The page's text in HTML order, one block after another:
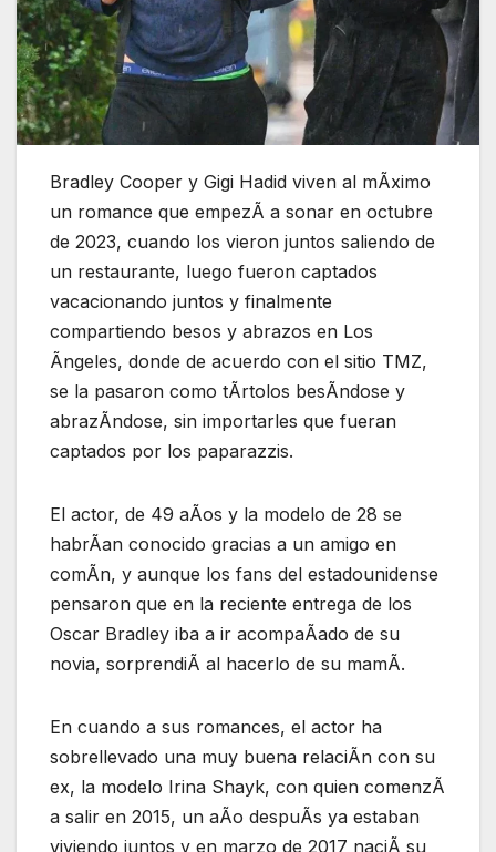
Bradley Cooper y Gigi Hadid viven al mÃximo
un romance que empezÃ a sonar en octubre
de 2023, cuando los vieron juntos saliendo de
un restaurante, luego fueron captados
vacacionando juntos y finalmente
compartiendo besos y abrazos en Los
Ãngeles, donde de acuerdo con el sitio TMZ,
se la pasaron como tÃrtolos besÃndose y
abrazÃndose, sin importarles que fueran
captados por los paparazzis.
El actor, de 49 aÃos y la modelo de 28 se
habrÃan conocido gracias a un amigo en
comÃn, y aunque los fans del estadounidense
pensaron que en la reciente entrega de los
Oscar Bradley iba a ir acompaÃado de su
novia, sorprendiÃ al hacerlo de su mamÃ.
En cuando a sus romances, el actor ha
sobrellevado una muy buena relaciÃn con su
ex, la modelo Irina Shayk, con quien comenzÃ
a salir en 2015, un aÃo despuÃs ya estaban
viviendo juntos y en marzo de 2017 naciÃ su